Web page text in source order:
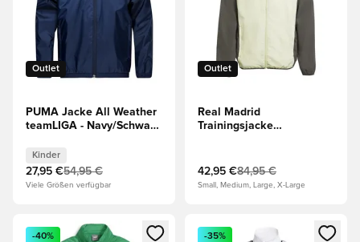
Outlet
PUMA Jacke All Weather
teamLIGA - Navy/Schwarz
Kinder
27,95 €54,95 €
Viele Größen verfügbar
Outlet
Real Madrid
Trainingsjacke
42,95 €84,95 €
Small, Medium, Large, X-Large
Öffnet ein neues Fenster zum Anmelden oder Registrieren
-40%
Öffnet ein neues Fenster
-35%